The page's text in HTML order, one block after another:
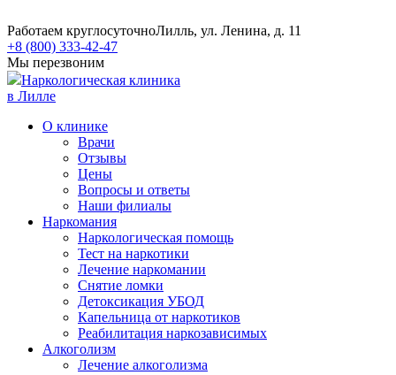
Работаем круглосуточноЛилль, ул. Ленина, д. 11
+8 (800) 333-42-47
Мы перезвоним
Наркологическая клиника
в Лилле
О клинике
Врачи
Отзывы
Цены
Вопросы и ответы
Наши филиалы
Наркомания
Наркологическая помощь
Тест на наркотики
Лечение наркомании
Снятие ломки
​​Детоксикация УБОД
Капельница от наркотиков
Реабилитация наркозависимых
Алкоголизм
Лечение алкоголизма